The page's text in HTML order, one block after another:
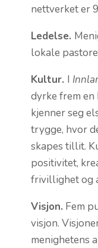
nettverket er
Ledelse.
lokale
Kultur. I
dyrke frem
kjenner seg
trygge, hvor
skapes tillit.
positivitet,
frivillighet og
Visjon. Fem
visjon.
menighetens